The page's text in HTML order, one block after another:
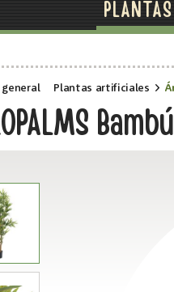
Plantas artificiales